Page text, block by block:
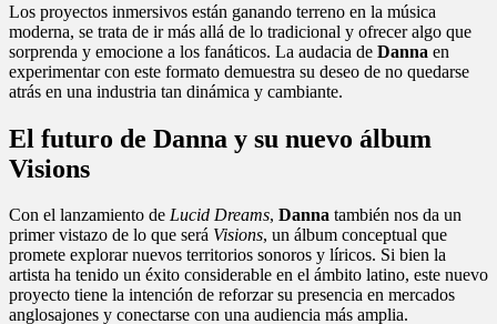
Los proyectos inmersivos están ganando terreno en la música
moderna, se trata de ir más allá de lo tradicional y ofrecer algo que
sorprenda y emocione a los fanáticos. La audacia de Danna en
experimentar con este formato demuestra su deseo de no quedarse
atrás en una industria tan dinámica y cambiante.
El futuro de Danna y su nuevo álbum
Visions
Con el lanzamiento de Lucid Dreams, Danna también nos da un
primer vistazo de lo que será Visions, un álbum conceptual que
promete explorar nuevos territorios sonoros y líricos. Si bien la
artista ha tenido un éxito considerable en el ámbito latino, este nuevo
proyecto tiene la intención de reforzar su presencia en mercados
anglosajones y conectarse con una audiencia más amplia.